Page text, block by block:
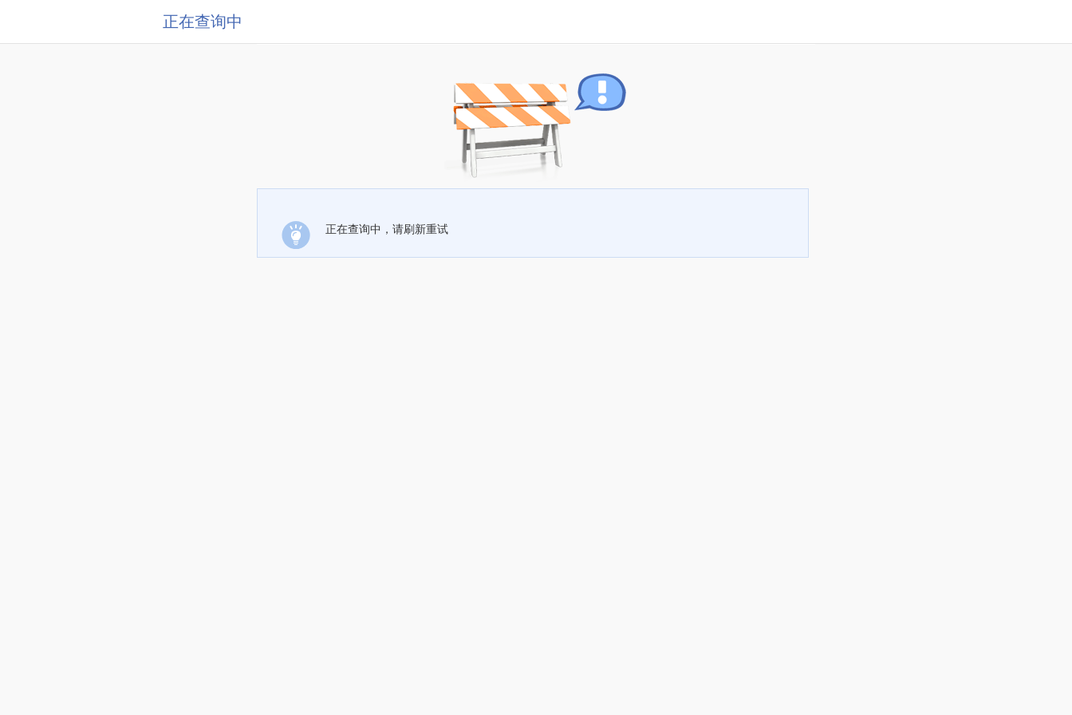
正在查询中
正在查询中，请刷新重试